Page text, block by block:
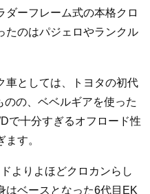
ダーフレーム式の本格クロ
たのはパジェロやランクル
車としては、トヨタの初代
の、ベベルギアを使った
で十分すぎるオフロード性
す。
よりよほどクロカンらし
はベースとなった6代目EK